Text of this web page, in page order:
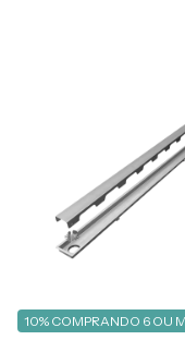
10% COMPRANDO 6 OU